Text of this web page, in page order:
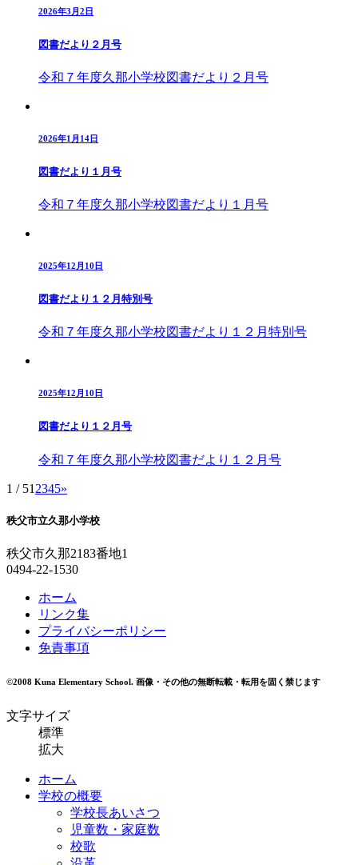
2026年3月2日
図書だより２月号
令和７年度久那小学校図書だより２月号
2026年1月14日
図書だより１月号
令和７年度久那小学校図書だより１月号
2025年12月10日
図書だより１２月特別号
令和７年度久那小学校図書だより１２月特別号
2025年12月10日
図書だより１２月号
令和７年度久那小学校図書だより１２月号
1 / 51 2345»
秩父市立久那小学校
秩父市久那2183番地1
0494-22-1530
ホーム
リンク集
プライバシーポリシー
免責事項
©2008 Kuna Elementary School. 画像・その他の無断転載・転用を固く禁じます
文字サイズ
標準
拡大
ホーム
学校の概要
学校長あいさつ
児童数・家庭数
校歌